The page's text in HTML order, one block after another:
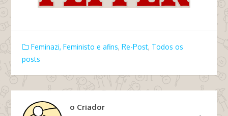
Feminazi, Feministo e afins, Re-Post, Todos os
posts
o Criador